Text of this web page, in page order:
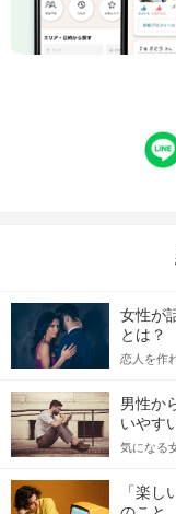
女性が
とは？
恋人を作
てアプロ
格的に始
をしっか
記事では
合にど
男性か
いやす
気になる
しかし
っしゃ
「楽